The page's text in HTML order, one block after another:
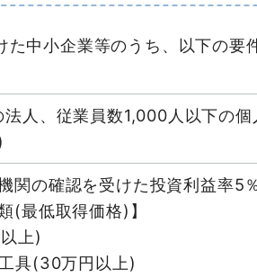
た中小企業等のうち、以下の
法人、従業員数1,000人以下の
関の確認を受けた投資利益率5
(最低取得価格)】
上)
具(30万円以上)